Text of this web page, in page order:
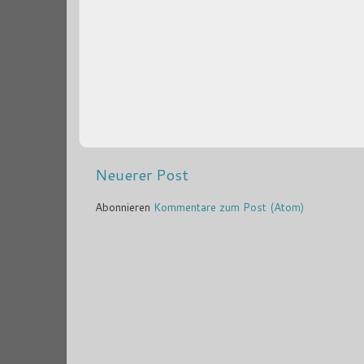
Neuerer Post
Abonnieren Kommentare zum Post (Atom)